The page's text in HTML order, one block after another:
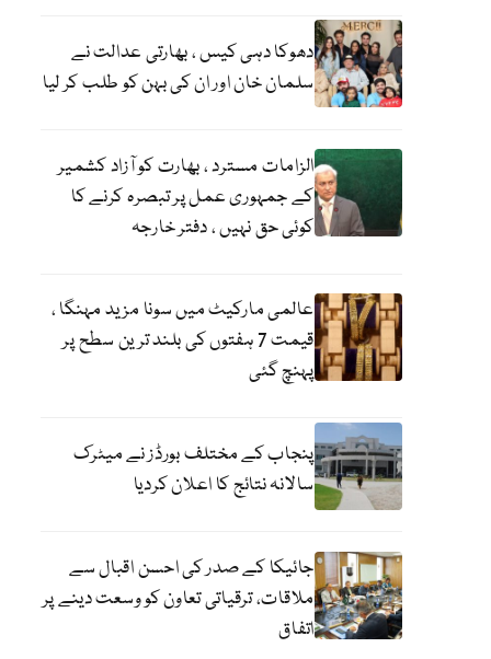
دھوکا دہی کیس ، بھارتی عدالت نے
سلمان خان اور ان کی بہن کو طلب کر لیا
الزامات مسترد ، بھارت کو آزاد کشمیر
کے جمہوری عمل پر تبصرہ کرنے کا
کوئی حق نہیں ، دفتر خارجہ
عالمی مارکیٹ میں سونا مزید مہنگا ،
قیمت 7 ہفتوں کی بلند ترین سطح پر
پہنچ گئی
پنجاب کے مختلف بورڈز نے میٹرک
سالانہ نتائج کا اعلان کردیا
جائیکا کے صدر کی احسن اقبال سے
ملاقات، ترقیاتی تعاون کو وسعت دینے پر
اتفاق